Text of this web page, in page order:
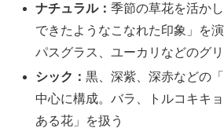
ナチュラル：季節の草花を活か
できたようなこなれた印象」を
パスグラス、ユーカリなどのグ
シック：黒、深紫、深赤などの
中心に構成。バラ、トルコキキ
ある花」を扱う